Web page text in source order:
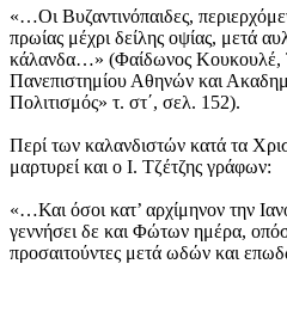
«…Οι Βυζαντινόπαιδες,
πρωίας μέχρι δείλης οψίας, μετά
κάλανδα…» (Φαίδωνος Κουκουλέ,
Πανεπιστημίου Αθηνών και
Πολιτισμός» τ. στ΄, σελ. 152).
Περί των καλανδιστών κατά τα
μαρτυρεί και ο Ι. Τζέτζης γράφων:
«…Και όσοι κατ’ αρχίμηνον την
γεννήσει δε και Φώτων ημέρα,
προσαιτούντες μετά ωδών και